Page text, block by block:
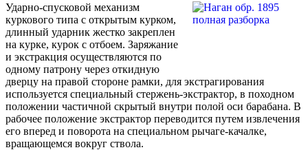
Ударно-спусковой механизм
куркового типа с открытым курком,
длинный ударник жестко закреплен
на курке, курок с отбоем. Заряжание
и экстракция осуществляются по
одному патрону через откидную
дверцу на правой стороне рамки, для экстрагирования
используется специальный стержень-экстрактор, в походном
положении частичной скрытый внутри полой оси барабана. В
рабочее положение экстрактор переводится путем извлечения
его вперед и поворота на специальном рычаге-качалке,
вращающемся вокруг ствола.